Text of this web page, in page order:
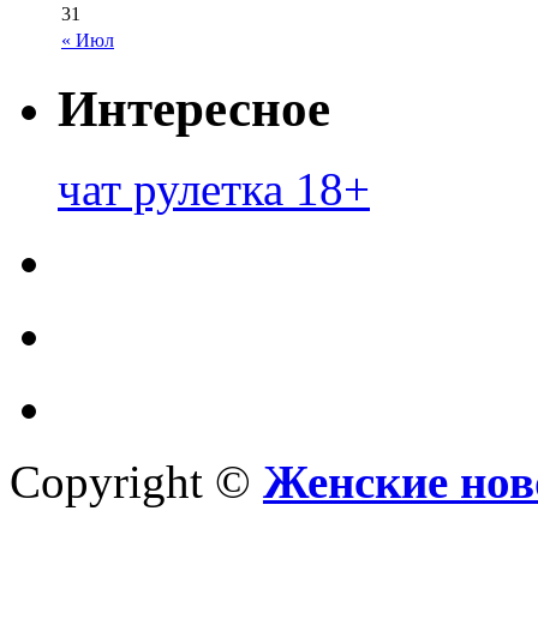
« Июл
31
Интересное
чат рулетка 18+
Copyright © Женские